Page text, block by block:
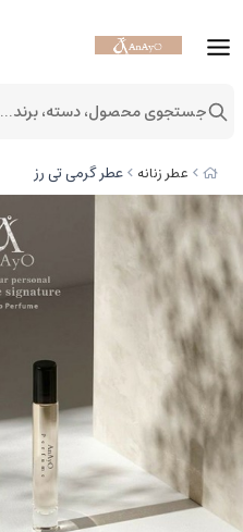
عطر زنانه عطر گرمی تی رز
جستجوی محصول، دسته، برند...